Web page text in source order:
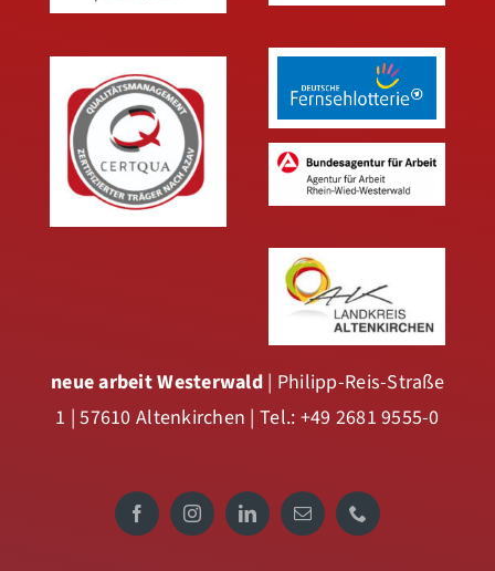
neue arbeit Westerwald | Philipp-Reis-Straße
1 | 57610 Altenkirchen | Tel.: +49 2681 9555-0